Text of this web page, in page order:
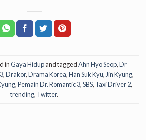
inGaya Hidupand taggedAhn Hyo Seop,Dr
,Drakor,Drama Korea,Han Suk Kyu, Jin Kyung,
,Pemain Dr. Romantic 3,SBS, Taxi Driver 2,
trending, Twitter.